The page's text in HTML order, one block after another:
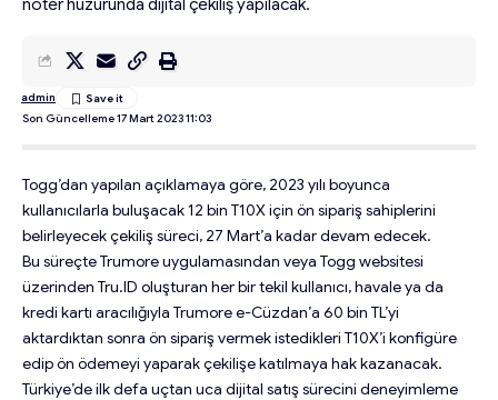
Son Güncelleme 17 Mart 2023 11:03
admin
Togg’dan yapılan açıklamaya göre, 2023 yılı boyunca
kullanıcılarla buluşacak 12 bin T10X için ön sipariş sahiplerini
belirleyecek çekiliş süreci, 27 Mart’a kadar devam edecek.
Bu süreçte Trumore uygulamasından veya Togg websitesi
üzerinden Tru.ID oluşturan her bir tekil kullanıcı, havale ya da
kredi kartı aracılığıyla Trumore e-Cüzdan’a 60 bin TL’yi
aktardıktan sonra ön sipariş vermek istedikleri T10X’i konfigüre
edip ön ödemeyi yaparak çekilişe katılmaya hak kazanacak.
Türkiye’de ilk defa uçtan uca dijital satış sürecini deneyimleme